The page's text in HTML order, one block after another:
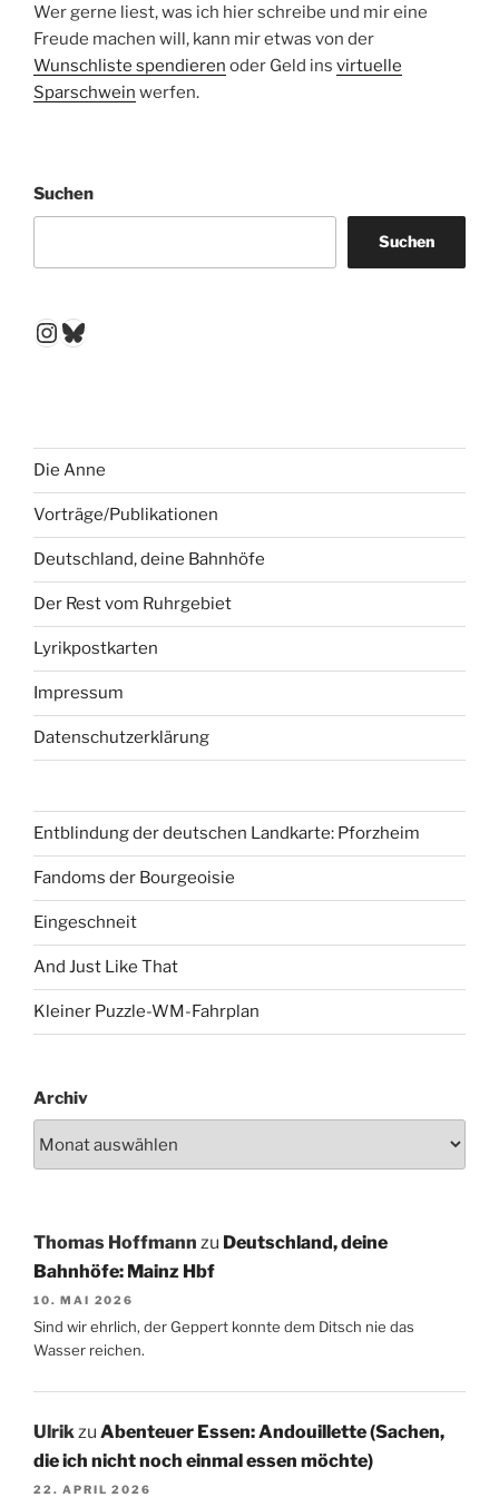
Wer gerne liest, was ich hier schreibe und mir eine
Freude machen will, kann mir etwas von der
Wunschliste spendieren oder Geld ins virtuelle
Sparschwein werfen.
Suchen
Suchen
Instagram
Bluesky
Die Anne
Vorträge/Publikationen
Deutschland, deine Bahnhöfe
Der Rest vom Ruhrgebiet
Lyrikpostkarten
Impressum
Datenschutzerklärung
Entblindung der deutschen Landkarte: Pforzheim
Fandoms der Bourgeoisie
Eingeschneit
And Just Like That
Kleiner Puzzle-WM-Fahrplan
Archiv
Thomas Hoffmann zu Deutschland, deine
Bahnhöfe: Mainz Hbf
10. MAI 2026
Sind wir ehrlich, der Geppert konnte dem Ditsch nie das
Wasser reichen.
Ulrik zu Abenteuer Essen: Andouillette (Sachen,
die ich nicht noch einmal essen möchte)
22. APRIL 2026